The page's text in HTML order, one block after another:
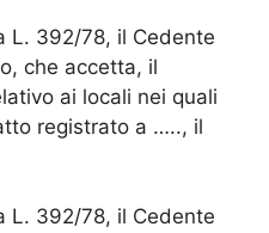
L. 392/78, il Cedente
che accetta, il
ai locali nei quali
registrato a ….., il
L. 392/78, il Cedente